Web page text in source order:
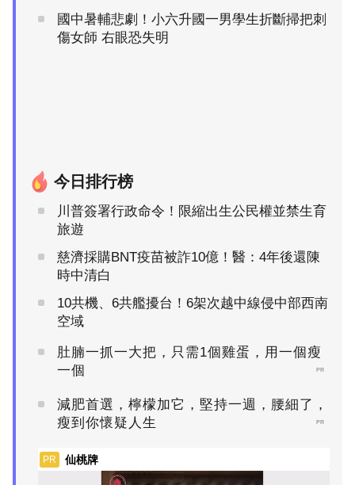
國中暑輔悲劇！小六升國一男學生折斷掃把刺
傷女師 右眼恐失明
今日排行榜
川普簽署行政命令！限縮出生公民權並禁生育
旅遊
慈濟採購BNT疫苗被詐10億！醫：4年後還陳
時中清白
10共機、6共艦擾台！6架次越中線侵中部西南
空域
肚腩一抓一大把，只需1個雞蛋，用一個瘦
一個
PR
減肥首選，檸檬加它，堅持一週，腰細了，
瘦到你懷疑人生
PR
PR 仙桃牌